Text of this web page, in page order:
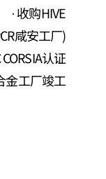
收购HIVE
咸安工厂)
认证
金工厂竣工